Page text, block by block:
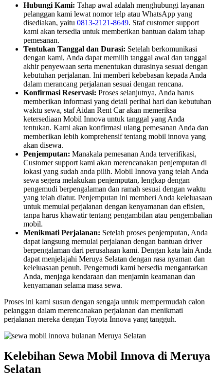
Hubungi Kami: Tahap awal adalah menghubungi layanan
pelanggan kami lewat nomor telp atau WhatsApp yang
disediakan, yaitu 0813-2121-8649. Staf customer support
kami akan tersedia untuk memberikan bantuan dalam tahap
pemesanan.
Tentukan Tanggal dan Durasi: Setelah berkomunikasi
dengan kami, Anda dapat memilih tanggal awal dan tanggal
akhir penyewaan serta menentukan durasinya sesuai dengan
kebutuhan perjalanan. Ini memberi kebebasan kepada Anda
dalam merancang perjalanan sesuai dengan rencana.
Konfirmasi Reservasi: Proses selanjutnya, Anda harus
memberikan informasi yang detail perihal hari dan kebutuhan
waktu sewa, staf Aidan Rent Car akan memeriksa
ketersediaan Mobil Innova untuk tanggal yang Anda
tentukan. Kami akan konfirmasi ulang pemesanan Anda dan
memberikan lebih komprehensif tentang mobil innova yang
akan disewa.
Penjemputan: Manakala pemesanan Anda terverifikasi,
Customer support kami akan merencanakan penjemputan di
lokasi yang sudah anda pilih. Mobil Innova yang telah Anda
sewa segera melakukan penjemputan, lengkap dengan
pengemudi berpengalaman dan ramah sesuai dengan waktu
yang telah diatur. Penjemputan ini memberi Anda keleluasaan
untuk memulai perjalanan dengan kenyamanan dan efisien,
tanpa harus khawatir tentang pengambilan atau pengembalian
mobil.
Menikmati Perjalanan: Setelah proses penjemputan, Anda
dapat langsung memulai perjalanan dengan bantuan driver
berpengalaman dari perusahaan kami. Dengan kata lain Anda
dapat menjelajahi Meruya Selatan dengan rasa nyaman dan
keleluasaan penuh. Pengemudi kami bersedia mengantarkan
Anda, menjaga kendaraan dan menjamin keamanan dan
kenyamanan selama masa sewa.
Proses ini kami susun dengan sengaja untuk mempermudah calon
pelanggan dalam merencanakan perjalanan dan menikmati
perjalanan mereka dengan Toyota Innova yang tangguh.
Kelebihan Sewa Mobil Innova di Meruya
Selatan